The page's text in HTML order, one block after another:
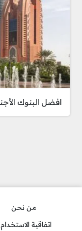
افضل البنوك
من نحن
اتفاقية الاستخدام